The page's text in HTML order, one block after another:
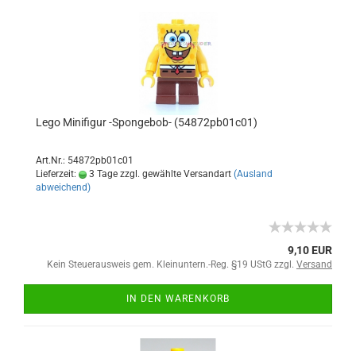
Lego Minifigur -Spongebob- (54872pb01c01)
Art.Nr.: 54872pb01c01
Lieferzeit:
3 Tage zzgl. gewählte Versandart (Ausland
abweichend)
9,10 EUR
Kein Steuerausweis gem. Kleinuntern.-Reg. §19 UStG zzgl. Versand
IN DEN WARENKORB